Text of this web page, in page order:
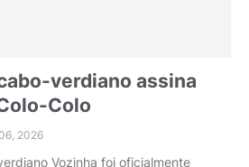
verdiano assina
Colo
2026
Vozinha foi oficialmente